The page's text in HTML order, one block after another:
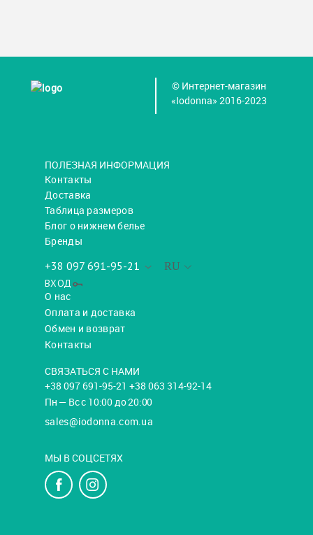
© Интернет-магазин
«Iodonna» 2016-2023
ПОЛЕЗНАЯ ИНФОРМАЦИЯ
Контакты
Доставка
Таблица размеров
Блог о нижнем белье
Бренды
RU
+38 097 691-95-21
ВХОД
О нас
Оплата и доставка
Обмен и возврат
Контакты
СВЯЗАТЬСЯ С НАМИ
+38 097 691-95-21 +38 063 314-92-14
Пн — Вс с 10:00 до 20:00
sales@iodonna.com.ua
МЫ В СОЦСЕТЯХ